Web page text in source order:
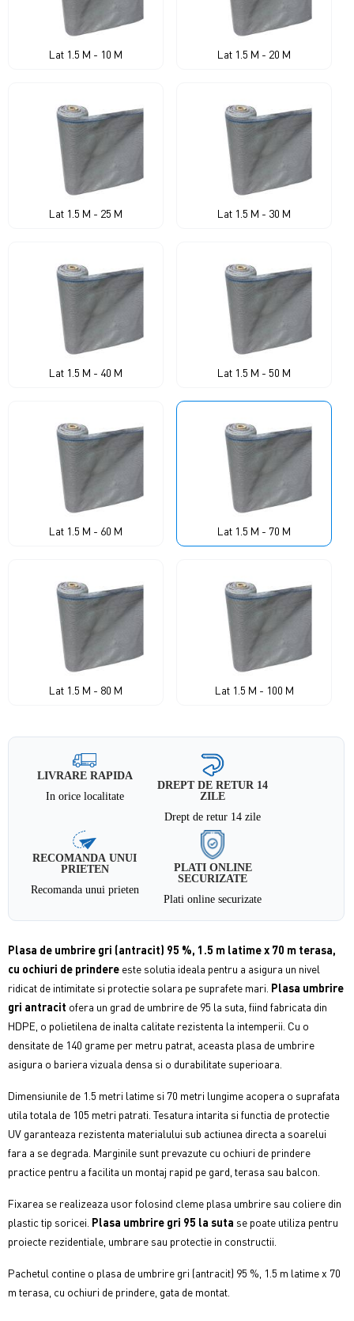
Lat 1.5 M - 10 M Lat 1.5 M - 20 M
Lat 1.5 M - 25 M Lat 1.5 M - 30 M
Lat 1.5 M - 40 M Lat 1.5 M - 50 M
Lat 1.5 M - 60 M Lat 1.5 M - 70 M
Lat 1.5 M - 80 M Lat 1.5 M - 100 M
LIVRARE RAPIDA
In orice localitate
DREPT DE RETUR 14
ZILE
Drept de retur 14 zile
RECOMANDA UNUI
PRIETEN
Recomanda unui prieten
PLATI ONLINE
SECURIZATE
Plati online securizate
Plasa de umbrire gri (antracit) 95 %, 1.5 m latime x 70 m terasa,
cu ochiuri de prindere este solutia ideala pentru a asigura un nivel
ridicat de intimitate si protectie solara pe suprafete mari. Plasa umbrire
gri antracit ofera un grad de umbrire de 95 la suta, fiind fabricata din
HDPE, o polietilena de inalta calitate rezistenta la intemperii. Cu o
densitate de 140 grame per metru patrat, aceasta plasa de umbrire
asigura o bariera vizuala densa si o durabilitate superioara.
Dimensiunile de 1.5 metri latime si 70 metri lungime acopera o suprafata
utila totala de 105 metri patrati. Tesatura intarita si functia de protectie
UV garanteaza rezistenta materialului sub actiunea directa a soarelui
fara a se degrada. Marginile sunt prevazute cu ochiuri de prindere
practice pentru a facilita un montaj rapid pe gard, terasa sau balcon.
Fixarea se realizeaza usor folosind cleme plasa umbrire sau coliere din
plastic tip soricei. Plasa umbrire gri 95 la suta se poate utiliza pentru
proiecte rezidentiale, umbrare sau protectie in constructii.
Pachetul contine o plasa de umbrire gri (antracit) 95 %, 1.5 m latime x 70
m terasa, cu ochiuri de prindere, gata de montat.